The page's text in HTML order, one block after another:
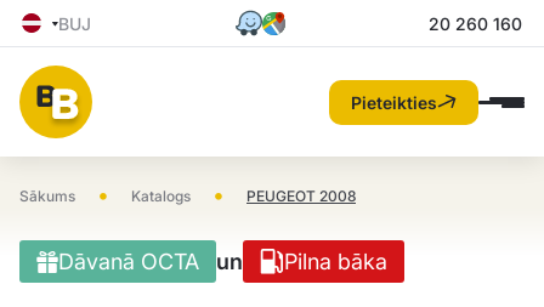
BUJ 20 260 160
Pieteikties
Sākums • Katalogs • PEUGEOT 2008
Dāvanā OCTA un Pilna bāka